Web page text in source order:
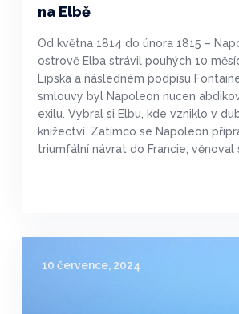
na Elbě
Od května 1814 do února 1815 –
ostrově Elba strávil pouhých 10
Lipska a následném podpisu
smlouvy byl Napoleon nucen
exilu. Vybral si Elbu, kde vzniklo v
knížectví. Zatímco se Napoleon
triumfální návrat do Francie, věnoval
10 července, 2024